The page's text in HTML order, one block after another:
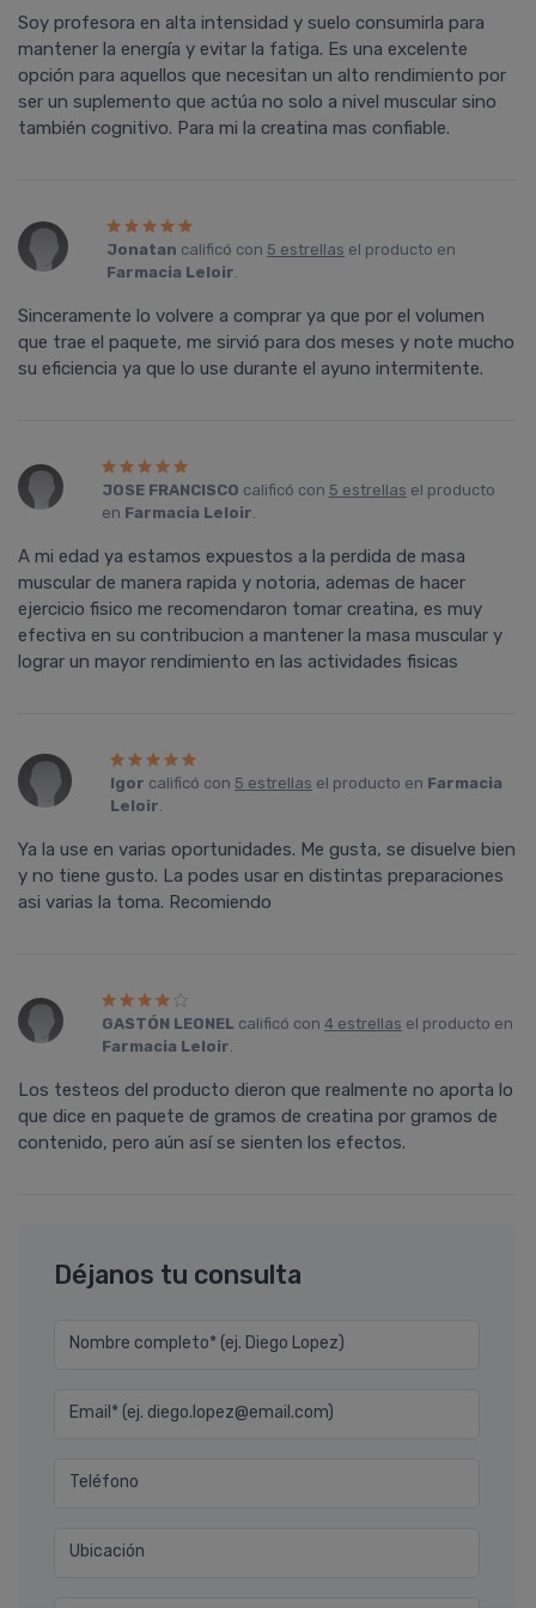
Soy profesora en alta intensidad y suelo consumirla para
mantener la energía y evitar la fatiga. Es una excelente
opción para aquellos que necesitan un alto rendimiento por
ser un suplemento que actúa no solo a nivel muscular sino
también cognitivo. Para mi la creatina mas confiable.
Jonatan calificó con 5 estrellas el producto en
Farmacia Leloir.
Sinceramente lo volvere a comprar ya que por el volumen
que trae el paquete, me sirvió para dos meses y note mucho
su eficiencia ya que lo use durante el ayuno intermitente.
JOSE FRANCISCO calificó con 5 estrellas el producto
en Farmacia Leloir.
A mi edad ya estamos expuestos a la perdida de masa
muscular de manera rapida y notoria, ademas de hacer
ejercicio fisico me recomendaron tomar creatina, es muy
efectiva en su contribucion a mantener la masa muscular y
lograr un mayor rendimiento en las actividades fisicas
Igor calificó con 5 estrellas el producto en Farmacia
Leloir.
Ya la use en varias oportunidades. Me gusta, se disuelve bien
y no tiene gusto. La podes usar en distintas preparaciones
asi varias la toma. Recomiendo
GASTÓN LEONELcalificó con 4 estrellas el producto en
Farmacia Leloir.
Los testeos del producto dieron que realmente no aporta lo
que dice en paquete de gramos de creatina por gramos de
contenido, pero aún así se sienten los efectos.
Déjanos tu consulta
Nombre completo* (ej. Diego Lopez)
Email* (ej. diego.lopez@email.com)
Teléfono
Ubicación